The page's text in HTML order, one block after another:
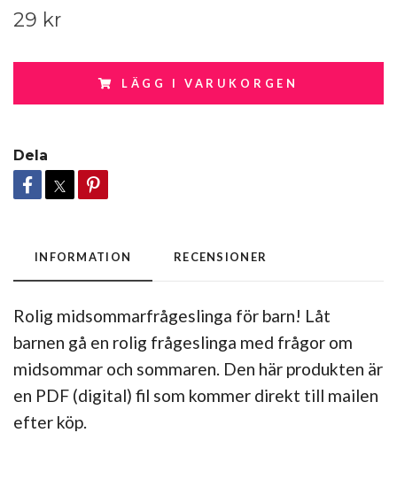
29 kr
LÄGG I VARUKORGEN
Dela
INFORMATION RECENSIONER
Rolig midsommarfrågeslinga för barn! Låt
barnen gå en rolig frågeslinga med frågor om
midsommar och sommaren. Den här produkten är
en PDF (digital) fil som kommer direkt till mailen
efter köp.